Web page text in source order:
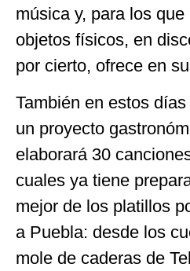
música y, para los
objetos físicos, en
por cierto, ofrece en
También en estos
un proyecto
elaborará 30
cuales ya tiene
mejor de los platillos
a Puebla: desde los
mole de caderas de